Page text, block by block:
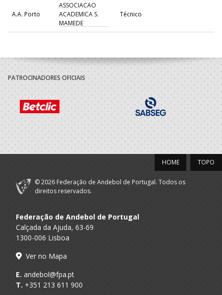
A.A. Porto
ASSOCIACAO
ACADEMICA S.
MAMEDE
Técnico
A.A. Porto
ASSOCIACAO
ACADEMICA S.
MAMEDE
Técnico
F.A.P.
Selecções
Nacionais
Masculinas
Tecnico
2020/21
MAMEDE
A.A. Porto
ASSOCIACAO
ACADEMICA S.
MAMEDE
Associacao
PATROCINADORES OFICIAIS
TOPO
HOME
© 2026 Federação de Andebol de Portugal. Todos os
direitos reservados.
Federação de Andebol de Portugal
Calçada da Ajuda, 63-69
1300-006 Lisboa
Ver no Mapa
E. andebol@fpa.pt
T. +351 213 611 900